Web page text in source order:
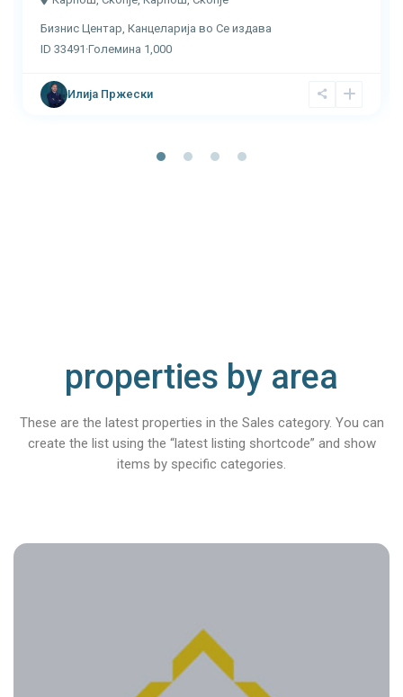
Бизнис Центар, Канцеларија во Се издава
ID 33491 ·Големина 1,000
Илија Пржески
properties by area
These are the latest properties in the Sales category. You can
create the list using the “latest listing shortcode” and show
items by specific categories.